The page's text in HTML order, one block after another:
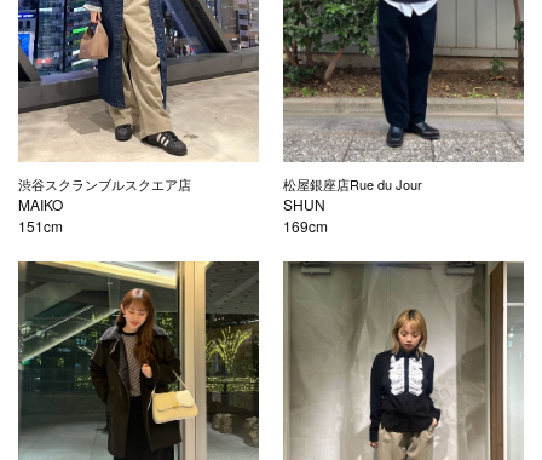
渋谷スクランブルスクエア店
MAIKO
151cm
松屋銀座店Rue du Jour
SHUN
169cm